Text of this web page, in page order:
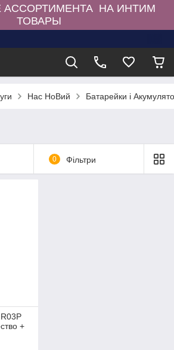
АССОРТИМЕНТА НА ИНТИМ
ТОВАРЫ
Нас НоВий Батарейки і
0 Фільтри
+